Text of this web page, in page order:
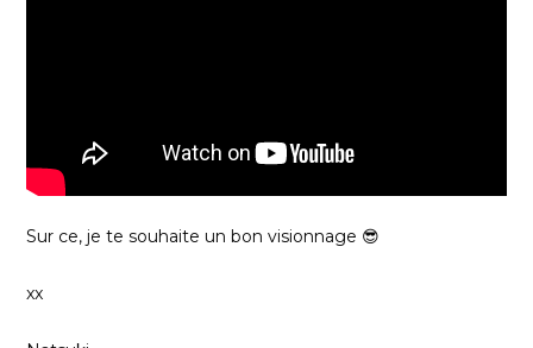
Sur ce, je te souhaite un bon visionnage 😎
xx